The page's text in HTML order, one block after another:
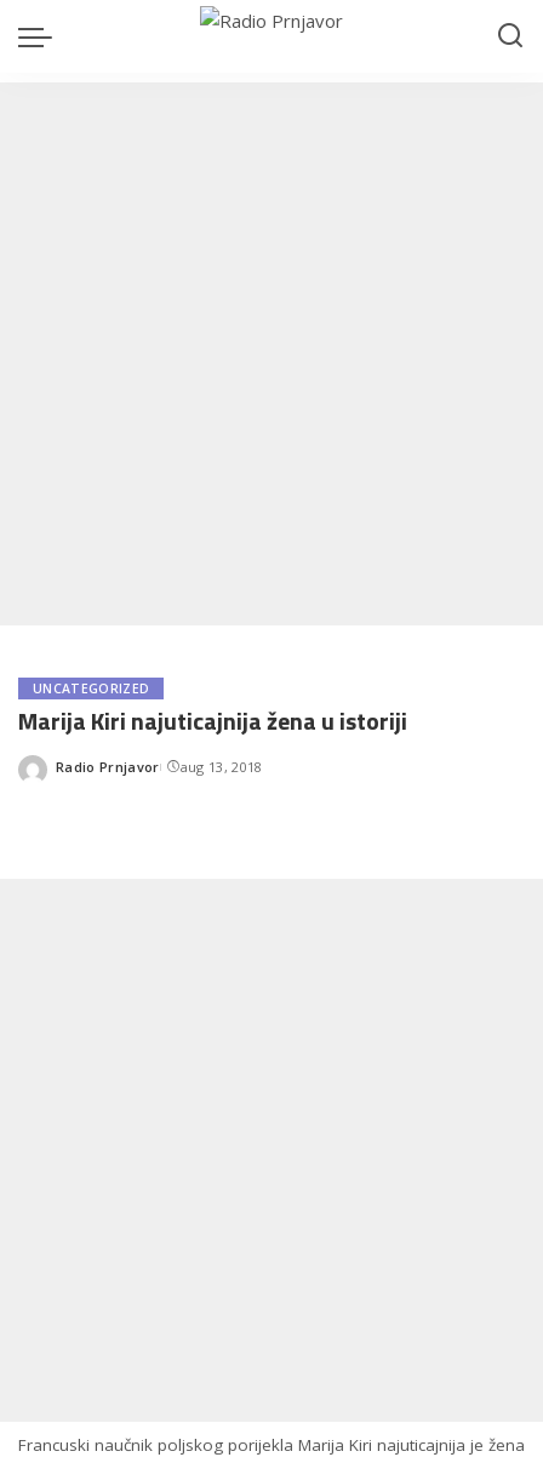
UNCATEGORIZED
Marija Kiri najuticajnija žena u istoriji
Posted
Radio Prnjavor aug 13, 2018
Francuski naučnik poljskog porijekla Marija Kiri najuticajnija je žena